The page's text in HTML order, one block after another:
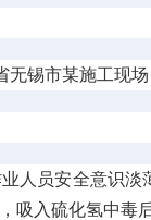
锡市某施工现
人员安全意识
吸入硫化氢中毒